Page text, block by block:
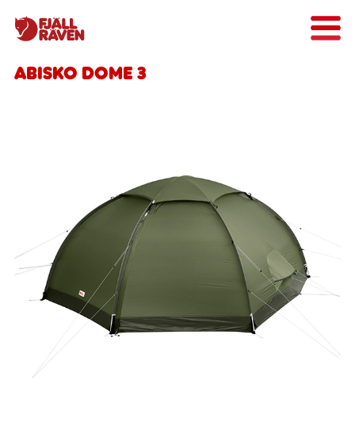
Abisko Dome 3